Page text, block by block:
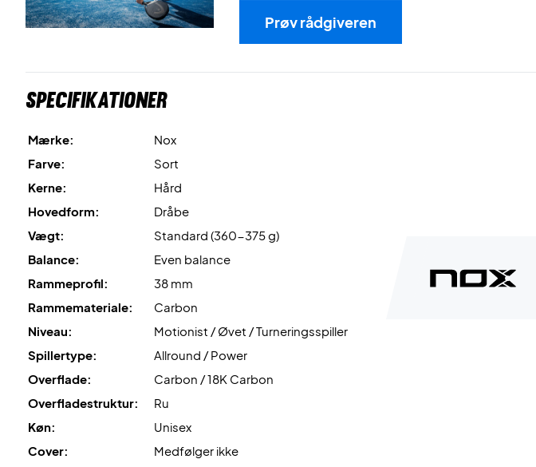
Prøv rådgiveren
Specifikationer
Mærke:
Nox
Farve:
Sort
Kerne:
Hård
Hovedform:
Dråbe
Vægt:
Standard (360-375 g)
Balance:
Even balance
Rammeprofil:
38 mm
Rammemateriale:
Carbon
Niveau:
Motionist / Øvet / Turneringsspiller
Spillertype:
Allround / Power
Overflade:
Carbon / 18K Carbon
Overfladestruktur:
Ru
Køn:
Unisex
Cover:
Medfølger ikke